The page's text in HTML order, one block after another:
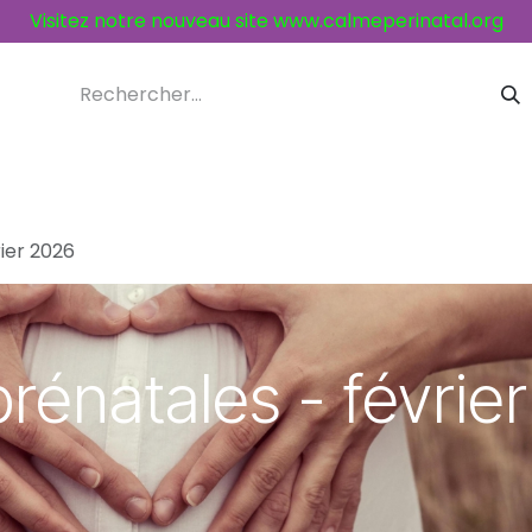
Visitez notre nouveau site www.calmeperinatal.org
2026
- février